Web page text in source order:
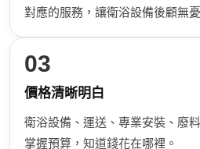
對應的服務，讓衛浴設備後顧無憂
03
價格清晰明白
衛浴設備、運送、專業安裝、廢
掌握預算，知道錢花在哪裡。